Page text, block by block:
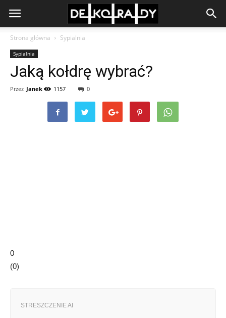
Strona główna Sypialnia
Sypialnia
Jaką kołdrę wybrać?
Przez Janek 1157 0
0
(0)
STRESZCZENIE AI